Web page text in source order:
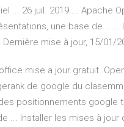
... 26 juil. 2019 ... Apache
une base de...
mise à jour, 15/01/
mise a jour gratuit.
de google du
positionnements
... Installer les mises à jour